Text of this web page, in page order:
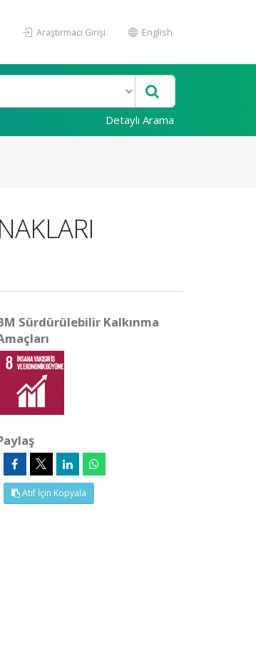
Araştırmacı Girişi English
Detaylı Arama
Sürdürülebilir Kalkınma
Atıf İçin Kopyala